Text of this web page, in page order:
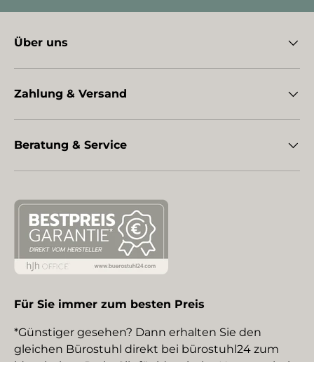
Über uns
Zahlung & Versand
Beratung & Service
Für Sie immer zum besten Preis
*Günstiger gesehen? Dann erhalten Sie den
gleichen Bürostuhl direkt bei bürostuhl24 zum
identischen Preis. Gilt für identische Neuware bei